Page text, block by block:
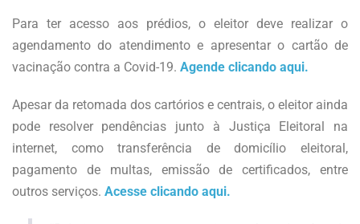
Para ter acesso aos prédios, o eleitor deve realizar o
agendamento do atendimento e apresentar o cartão de
vacinação contra a Covid-19. Agende clicando aqui.
Apesar da retomada dos cartórios e centrais, o eleitor ainda
pode resolver pendências junto à Justiça Eleitoral na
internet, como transferência de domicílio eleitoral,
pagamento de multas, emissão de certificados, entre
outros serviços. Acesse clicando aqui.